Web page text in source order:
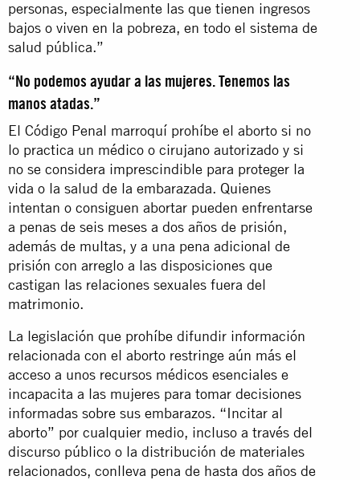
personas, especialmente las que tienen ingresos
bajos o viven en la pobreza, en todo el sistema de
salud pública.”
“No podemos ayudar a las mujeres. Tenemos las
manos atadas.”
El Código Penal marroquí prohíbe el aborto si no
lo practica un médico o cirujano autorizado y si
no se considera imprescindible para proteger la
vida o la salud de la embarazada. Quienes
intentan o consiguen abortar pueden enfrentarse
a penas de seis meses a dos años de prisión,
además de multas, y a una pena adicional de
prisión con arreglo a las disposiciones que
castigan las relaciones sexuales fuera del
matrimonio.
La legislación que prohíbe difundir información
relacionada con el aborto restringe aún más el
acceso a unos recursos médicos esenciales e
incapacita a las mujeres para tomar decisiones
informadas sobre sus embarazos. “Incitar al
aborto” por cualquier medio, incluso a través del
discurso público o la distribución de materiales
relacionados, conlleva pena de hasta dos años de